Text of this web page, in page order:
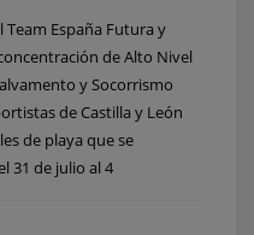
España Futura y
de Alto Nivel
y Socorrismo
de Castilla y León
de playa que se
31 de julio al 4